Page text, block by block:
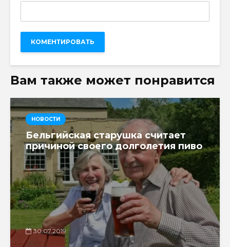
Вам также может понравится
НОВОСТИ
Бельгийская старушка считает
причиной своего долголетия пиво
30.07.2019